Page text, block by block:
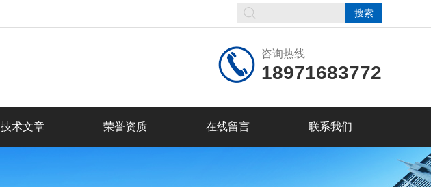
咨询热线
18971683772
技术文章 荣誉资质 在线留言 联系我们